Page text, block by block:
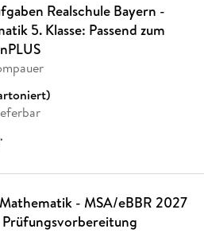
Realschule Bayern -
5. Klasse: Passend zum
*
- MSA/eBBR 2027